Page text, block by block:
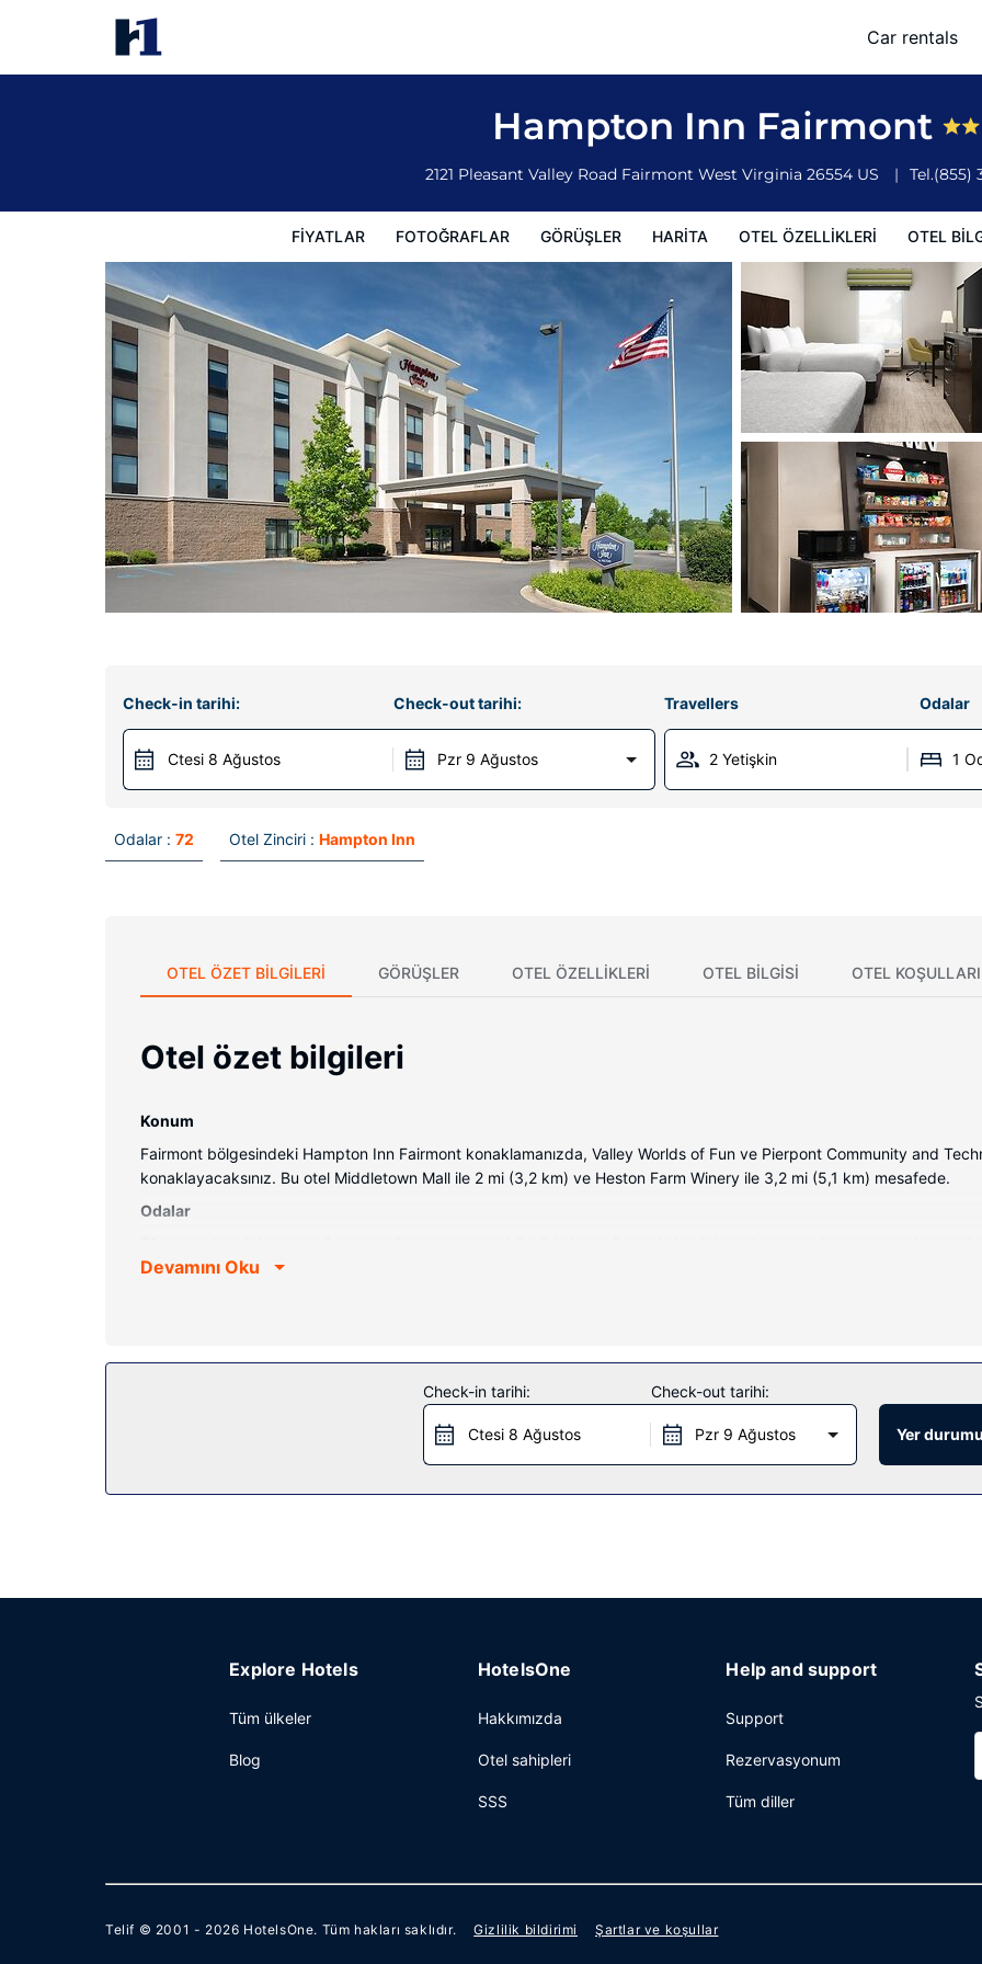
Car rentals
Hampton Inn Fairmont
2121 Pleasant Valley Road Fairmont West Virginia 26554 US Tel.(855)
FIYATLAR FOTOĞRAFLAR GÖRÜŞLER HARITA OTEL ÖZELLIKLERI OTEL
Hampton Inn Fairmont
Fiyatlar
Check-in tarihi:
Ctesi 8 Ağustos
Check-out tarihi:
Pzr 9 Ağustos
Travellers Odalar
2 Yetişkin 1
Odalar : 72 Otel Zinciri : Hampton Inn
OTEL ÖZET BILGILERI GÖRÜŞLER OTEL ÖZELLIKLERI OTEL BILGISI OTEL KOŞULLARI
Otel özet bilgileri
Konum
Fairmont bölgesindeki Hampton Inn Fairmont konaklamanızda, Valley Worlds of Fun ve Pierpont Community and
konaklayacaksınız. Bu otel Middletown Mall ile 2 mi (3,2 km) ve Heston Farm Winery ile 3,2 mi (5,1 km) mesafede.
Odalar
düz ekran televizyon vardır. Misafirlere dizüstü bilgisayar saklamaya uygun emanet kasası ve masa gibi imkânlar ve
ve otomatik satış makinesi sunulmaktadır.
Misafirlerimize her gün açık büfe servisi yapılmaktadır.
Devamını Oku
Check-in tarihi:
Ctesi 8 Ağustos
Check-out tarihi:
Pzr 9 Ağustos Yer
Explore Hotels
Tüm ülkeler
Blog
HotelsOne
Hakkımızda
Otel sahipleri
SSS
Help and support
Support
Rezervasyonum
Tüm diller
Telif © 2001 - 2026 HotelsOne. Tüm hakları saklıdır. Gizlilik bildirimi Şartlar ve koşullar